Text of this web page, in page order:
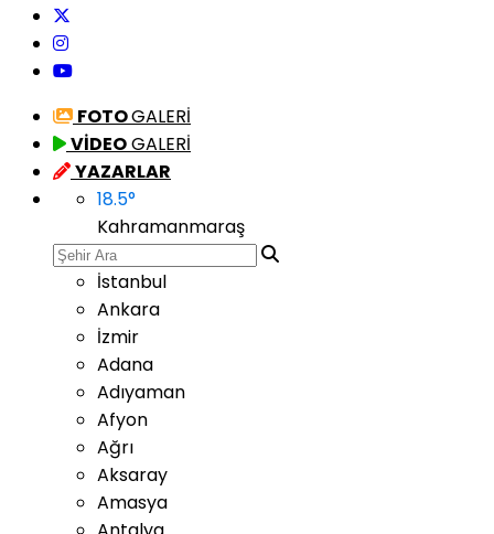
FOTOGALERİ
VİDEOGALERİ
YAZARLAR
18.5°
Kahramanmaraş
İstanbul
Ankara
İzmir
Adana
Adıyaman
Afyon
Ağrı
Aksaray
Amasya